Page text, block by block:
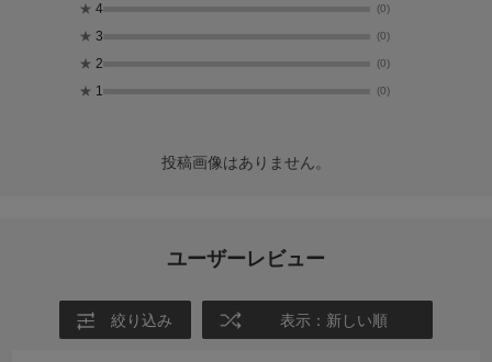
★ 4 (0)
★ 3 (0)
★ 2 (0)
★ 1 (0)
投稿画像はありません。
ユーザーレビュー
絞り込み 表示：新しい順